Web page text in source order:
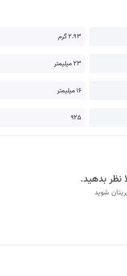
2.93 گرم
23 میلیمتر
16 میلیمتر
925
نظر بدهید.
شوید